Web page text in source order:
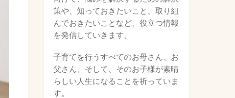
策や、知っておきたいこと、取り組
んでおきたいことなど、役立つ情報
を発信していきます。
子育てを行うすべてのお母さん、お
父さん、そして、そのお子様が素晴
らしい人生になることを祈っていま
す。